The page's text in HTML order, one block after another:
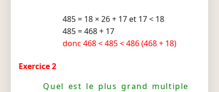
485 = 18 × 26 + 17 et 17 < 18
485 = 468 + 17
donc 468 < 485 < 486 (468 + 18)
Exercice 2
Quel est le plus grand multiple